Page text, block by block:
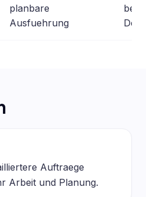
planbare
Ausfuehrung
bei
Auftraege
Arbeit und Planung.